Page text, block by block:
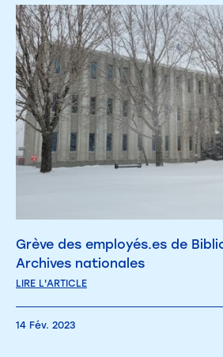
Grève des employés.es de
Archives nationales
LIRE L'ARTICLE
14 Fév. 2023